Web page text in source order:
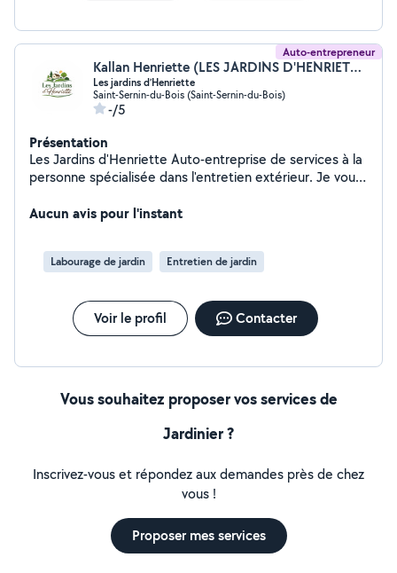
Auto-entrepreneur
Kallan Henriette (LES JARDINS D'HENRIETTE)
Les jardins d’Henriette
Saint-Sernin-du-Bois (Saint-Sernin-du-Bois)
-/5
Présentation
Les Jardins d'Henriette Auto-entreprise de services à la
personne spécialisée dans l'entretien extérieur. Je vous
espaces verts et extérieurs : Tonte de pelouse Taille de
terrasses Nettoyage de toitures Sérieux, appliqué, et à
l'écoute, je m'adapte à vos besoins pour un extérieur
Tarifs attractifs Services à la personne (possibilité
d'avantages fiscaux selon conditions) N'hésitez pas à
me contacter pour un devis ou pour toute demande
Aucun avis pour l'instant
Labourage de jardin Entretien de jardin
Voir le profil Contacter
Vous souhaitez proposer vos services de
Jardinier ?
Inscrivez-vous et répondez aux demandes près de chez
vous !
Proposer mes services